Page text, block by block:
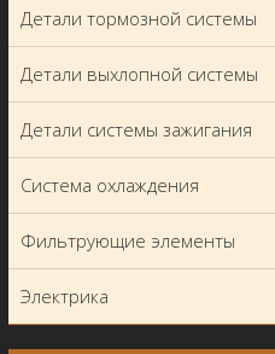
Детали тормозной системы
Детали выхлопной системы
Детали системы зажигания
Система охлаждения
Фильтрующие элементы
Электрика